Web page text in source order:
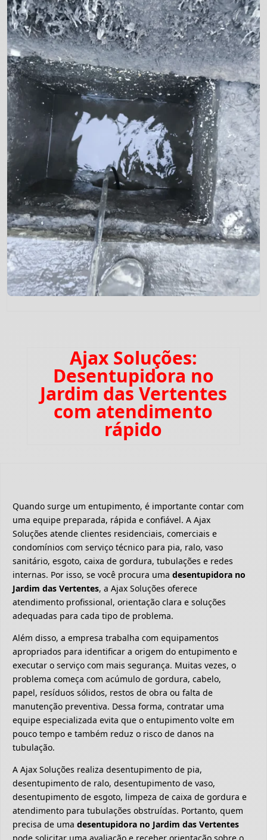
Ajax Soluções:
Desentupidora no
Jardim das Vertentes
com atendimento
rápido
Quando surge um entupimento, é importante contar com
uma equipe preparada, rápida e confiável. A Ajax
Soluções atende clientes residenciais, comerciais e
condomínios com serviço técnico para pia, ralo, vaso
sanitário, esgoto, caixa de gordura, tubulações e redes
internas. Por isso, se você procura uma desentupidora no
Jardim das Vertentes, a Ajax Soluções oferece
atendimento profissional, orientação clara e soluções
adequadas para cada tipo de problema.
Além disso, a empresa trabalha com equipamentos
apropriados para identificar a origem do entupimento e
executar o serviço com mais segurança. Muitas vezes, o
problema começa com acúmulo de gordura, cabelo,
papel, resíduos sólidos, restos de obra ou falta de
manutenção preventiva. Dessa forma, contratar uma
equipe especializada evita que o entupimento volte em
pouco tempo e também reduz o risco de danos na
tubulação.
A Ajax Soluções realiza desentupimento de pia,
desentupimento de ralo, desentupimento de vaso,
desentupimento de esgoto, limpeza de caixa de gordura e
atendimento para tubulações obstruídas. Portanto, quem
precisa de uma desentupidora no Jardim das Vertentes